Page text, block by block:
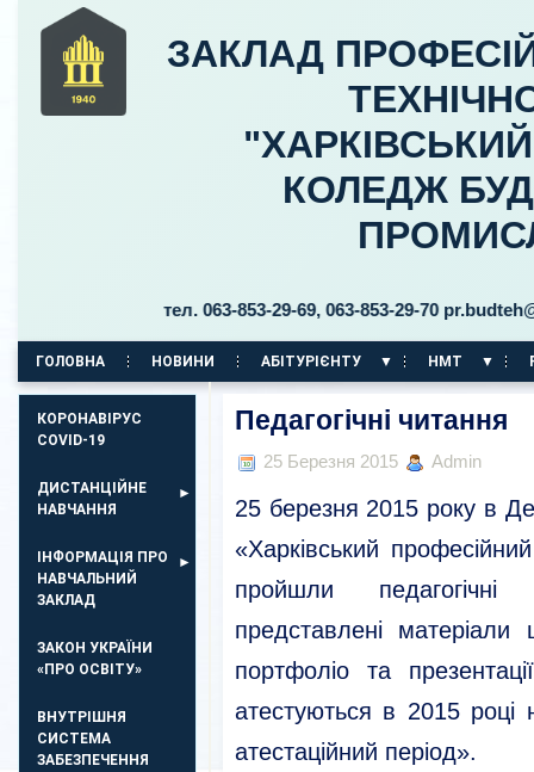
ЗАКЛАД
КОЛЕДЖ
30 тел. 063-853-29-69, 063-853-29-70
ГОЛОВНА НОВИНИ АБІТУРІЄНТУ НМТ
КОРОНАВІРУС
COVID-19
ДИСТАНЦІЙНЕ
НАВЧАННЯ
ІНФОРМАЦІЯ ПРО
НАВЧАЛЬНИЙ
ЗАКЛАД
ЗАКОН УКРАЇНИ
«ПРО ОСВІТУ»
ВНУТРІШНЯ
СИСТЕМА
ЗАБЕЗПЕЧЕННЯ
Педагогічні читання
25 Березня 2015 Admin
25 березня 2015 року в
«Харківський
пройшли
представлені
портфоліо та
атестуються в 2015
атестаційний період».